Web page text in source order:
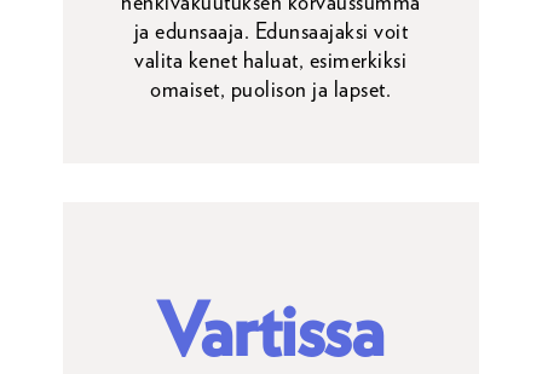
ja edunsaaja. Edunsaajaksi voit
valita kenet haluat, esimerkiksi
omaiset, puolison ja lapset.
Vartissa